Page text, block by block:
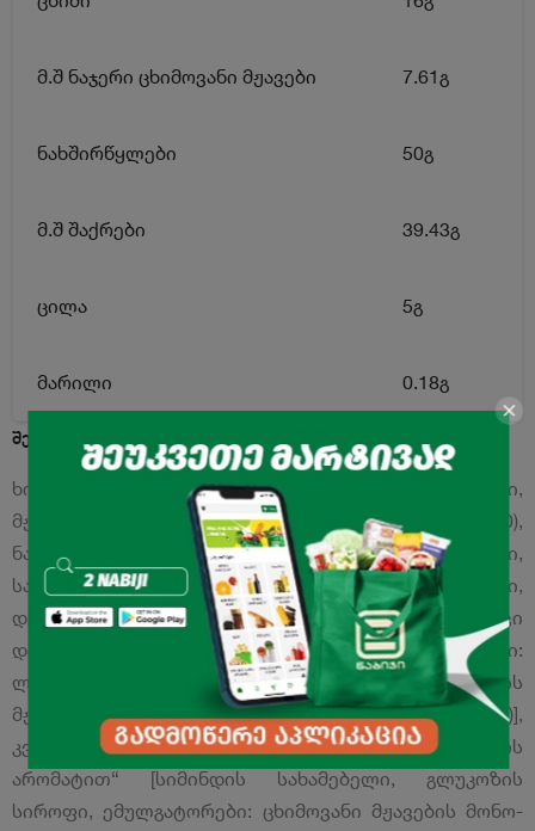
მ.შ ნაჯერი ცხიმოვანი მჟავები 7.61გ
ნახშირწყლები 50გ
მ.შ შაქრები 39.43გ
ცილა 5გ
მარილი 0.18გ
შემადგენლობა:
ხორბლის ფქვილი, ინვერტური სიროფი [შაქარი,
მჟავიანობის რეგულატორი: ლიმონმჟავა (E330),
ნატრიუმის ჰიდროკარბონატი (E500)], შაქარი,
საკონდიტრო ცხიმი [რაფინირებული,
დეზოდორირებული მცენარეული ზეთები ბუნებრივი
და მოდიფიცირებული ფორმით, ემულგატორი:
ლეციტინი (E322), ანტიოქსიდანტები: ასკორბინის
მჟავა (E300) და ალფა (α) - ტოკოფეროლი (E307)],
კვერცხის პროდუქტები, ბისკვიტი „ვანილის
არომატით“ [სიმინდის სახამებელი, გლუკოზის
სიროფი, ემულგატორები: ცხიმოვანი მჟავების მონო-